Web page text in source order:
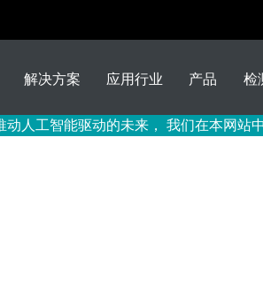
人工智能驱动的未来， 我们在本网站
解决方案 应用行业 产品 检